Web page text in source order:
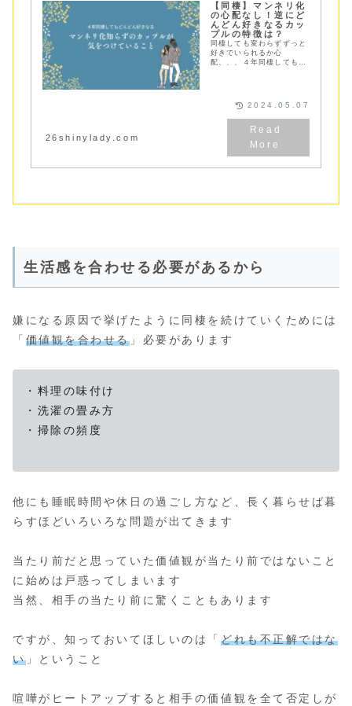
【同棲】マンネリ化
の心配なし！逆にど
んどん好きなるカッ
プルの特徴は？
同棲しても変わらずずっと
好きでいられるか心
配、、、４年同棲してもマ
26shinylady.com
2024.05.07
生活感を合わせる必要があるから
嫌になる原因で挙げたように同棲を続けていくためには
「 価値観を合わせる 」必要があります
・料理の味付け
・洗濯の畳み方
・掃除の頻度
他にも睡眠時間や休日の過ごし方など、長く暮らせば暮
らすほどいろいろな問題が出てきます
当たり前だと思っていた価値観が当たり前ではないこと
に始めは戸惑ってしまいます
当然、相手の当たり前に驚くこともあります
ですが、知っておいてほしいのは「 どれも不正解ではな
い」ということ
喧嘩がヒートアップすると相手の価値観を全て否定しが